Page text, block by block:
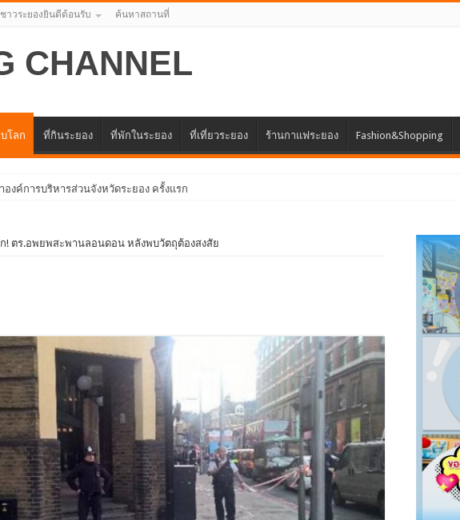
ชาวระยองยินดีต้อนรับ ค้นหาสถานที่
CHANNEL
โลก ที่กินระยอง ที่พักในระยอง ที่เที่ยวระยอง ร้านกาแฟระยอง Fashion&Shopping
ต้
! ตร.อพยพสะพานลอนดอน หลังพบวัตถุต้องสงสัย